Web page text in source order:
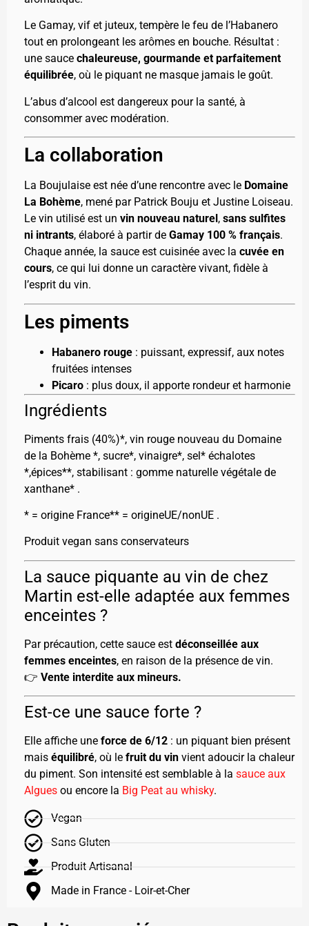
Le Gamay, vif et juteux, tempère le feu de l’Habanero
tout en prolongeant les arômes en bouche. Résultat :
une sauce chaleureuse, gourmande et parfaitement
équilibrée, où le piquant ne masque jamais le goût.
L’abus d’alcool est dangereux pour la santé, à
consommer avec modération.
La collaboration
La Boujulaise est née d’une rencontre avec le Domaine
La Bohème, mené par Patrick Bouju et Justine Loiseau.
Le vin utilisé est un vin nouveau naturel , sans sulfites
ni intrants, élaboré à partir de Gamay 100 % français.
Chaque année, la sauce est cuisinée avec la cuvée en
cours, ce qui lui donne un caractère vivant, fidèle à
l’esprit du vin.
Les piments
Habanero rouge : puissant, expressif, aux notes
fruitées intenses
Picaro : plus doux, il apporte rondeur et harmonie
Ingrédients
Piments frais (40%)*, vin rouge nouveau du Domaine
de la Bohème *, sucre*, vinaigre*, sel* échalotes
*,épices**, stabilisant : gomme naturelle végétale de
xanthane* .
* = origine France** = origineUE/nonUE .
Produit vegan sans conservateurs
La sauce piquante au vin de chez
Martin est-elle adaptée aux femmes
enceintes ?
Par précaution, cette sauce est déconseillée aux
femmes enceintes, en raison de la présence de vin.
👉 Vente interdite aux mineurs.
Est-ce une sauce forte ?
Elle affiche une force de 6/12 : un piquant bien présent
mais équilibré, où le fruit du vin vient adoucir la chaleur
du piment. Son intensité est semblable à la sauce aux
Algues ou encore la Big Peat au whisky.
Vegan
Sans Gluten
Produit Artisanal
Made in France - Loir-et-Cher